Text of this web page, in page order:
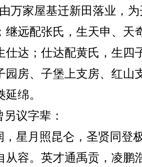
万家屋基迁新田落业，
继远配张氏，生天申、天
仕达；仕达配黄氏，生四
园房、子堡上支房、红山
绵。
议字辈：
星月照昆仑，圣贤同登
从容。英才通禹贡，凌鹏